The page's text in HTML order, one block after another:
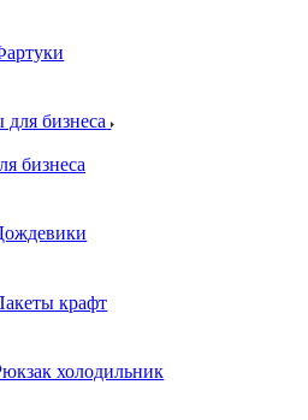
для бизнеса
бизнеса
крафт
холодильник